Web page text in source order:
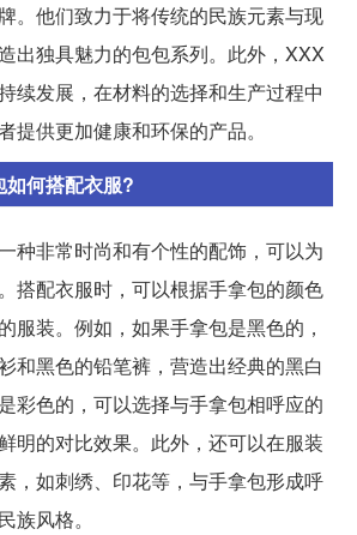
。他们致力于将传统的民族元素与现
出独具魅力的包包系列。此外，XXX
续发展，在材料的选择和生产过程中
提供更加健康和环保的产品。
如何搭配衣服?
种非常时尚和有个性的配饰，可以为
搭配衣服时，可以根据手拿包的颜色
服装。例如，如果手拿包是黑色的，
和黑色的铅笔裤，营造出经典的黑白
彩色的，可以选择与手拿包相呼应的
明的对比效果。此外，还可以在服装
，如刺绣、印花等，与手拿包形成呼
族风格。